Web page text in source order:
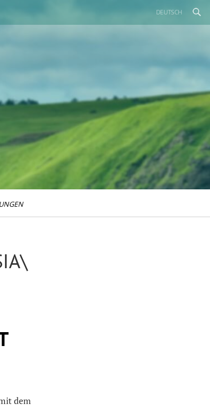
DEUTSCH
dem